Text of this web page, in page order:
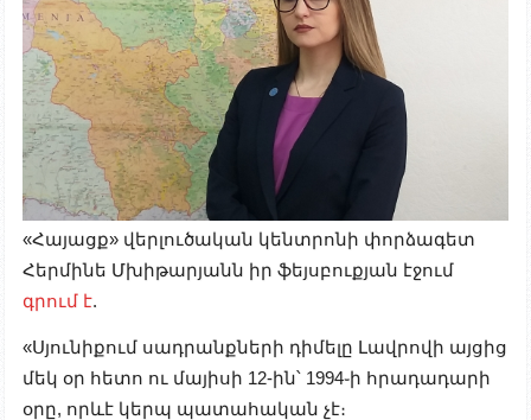
«Հայացք» վերլուծական կենտրոնի փորձագետ
Հերմինե Մխիթարյանն իր ֆեյսբուքյան էջում
գրում է.
«Սյունիքում սադրանքների դիմելը Լավրովի այցից
մեկ օր հետո ու մայիսի 12-ին՝ 1994֊ի հրադադարի
օրը, որևէ կերպ պատահական չէ։